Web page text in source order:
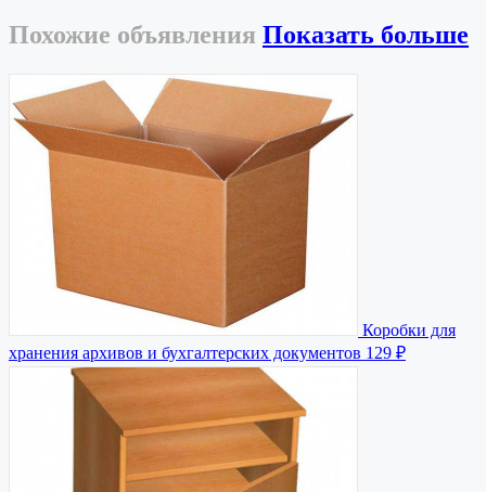
Похожие объявления Показать больше
Коробки для
хранения архивов и бухгалтерских документов 129 ₽